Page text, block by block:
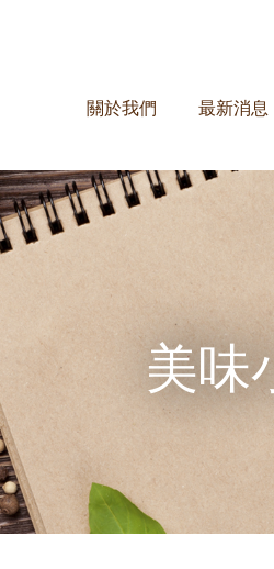
關於我們 最新消息
美味